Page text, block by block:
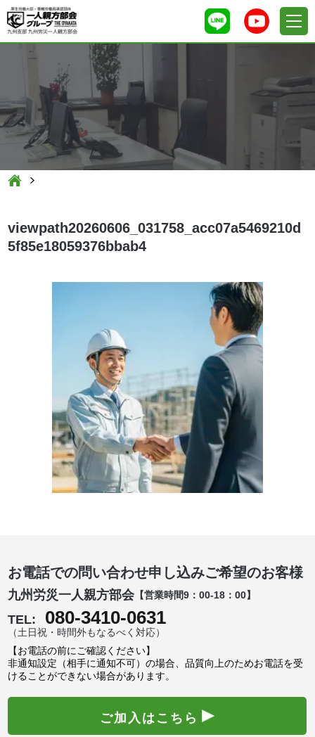
viewpath20260606_031758_acc07a5469210d
5f85e18059376bbab4
お電話での問い合わせ申し込みご希望のお客様
九州労災一人親方部会【営業時間9：00-18：00】
TEL: 080-3410-0631
（土日祝・時間外もなるべく対応）
【お電話の前にご確認ください】
非通知設定（相手に通知不可）の場合、品質向上のためお電話を受
けることができない場合があります。
ご加入はこちら